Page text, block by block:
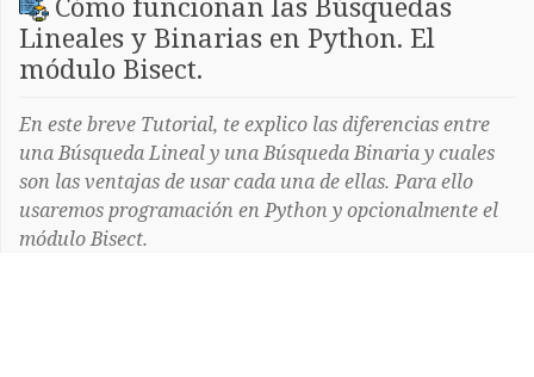
Lineales y Binarias en Python. El
módulo Bisect.
En este breve Tutorial, te explico las diferencias entre
una Búsqueda Lineal y una Búsqueda Binaria y cuales
son las ventajas de usar cada una de ellas. Para ello
usaremos programación en Python y opcionalmente el
módulo Bisect.